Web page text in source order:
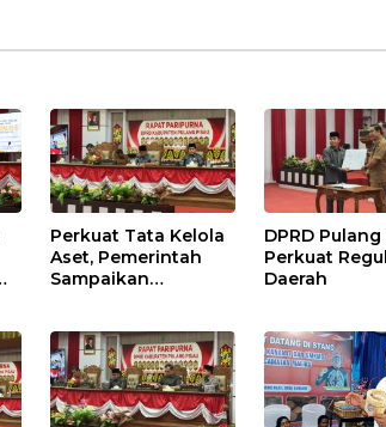
Perkuat Tata Kelola
Aset, Pemerintah
Sampaikan
DPRD Pulang
Perkuat
Daerah